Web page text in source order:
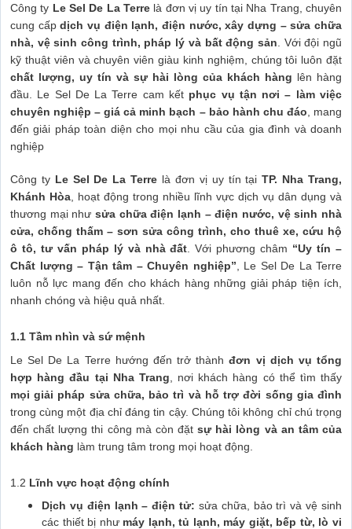
Công ty Le Sel De La Terre là đơn vị uy tín tại Nha Trang, chuyên
cung cấpdịch vụ điện lạnh, điện nước, xây dựng – sửa chữa
nhà, vệ sinh công trình, pháp lý và bất động sản . Với đội ngũ
kỹ thuật viên và chuyên viên giàu kinh nghiệm, chúng tôi luôn đặt
chất lượng, uy tín và sự hài lòng của khách hàng lên hàng
đầu. Le Sel De La Terre cam kết phục vụ tận nơi – làm việc
chuyên nghiệp – giá cả minh bạch – bảo hành chu đáo , mang
đến giải pháp toàn diện cho mọi nhu cầu của gia đình và doanh
nghiệp
Công ty Le Sel De La Terre là đơn vị uy tín tạiTP. Nha Trang,
Khánh Hòa , hoạt động trong nhiều lĩnh vực dịch vụ dân dụng và
thương mại như sửa chữa điện lạnh – điện nước, vệ sinh nhà
cửa, chống thấm – sơn sửa công trình, cho thuê xe, cứu hộ
ô tô, tư vấn pháp lý và nhà đất . Với phương châm “Uy tín –
Chất lượng – Tận tâm – Chuyên nghiệp” , Le Sel De La Terre
luôn nỗ lực mang đến cho khách hàng những giải pháp tiện ích,
nhanh chóng và hiệu quả nhất.
1.1 Tầm nhìn và sứ mệnh
Le Sel De La Terre hướng đến trở thànhđơn vị dịch vụ tổng
hợp hàng đầu tại Nha Trang , nơi khách hàng có thể tìm thấy
mọi giải pháp sửa chữa, bảo trì và hỗ trợ đời sống gia đình
trong cùng một địa chỉ đáng tin cậy. Chúng tôi không chỉ chú trọng
đến chất lượng thi công mà còn đặtsự hài lòng và an tâm của
khách hàng làm trung tâm trong mọi hoạt động.
1.2 Lĩnh vực hoạt động chính
Dịch vụ điện lạnh – điện tử: sửa chữa, bảo trì và vệ sinh
các thiết bị như máy lạnh, tủ lạnh, máy giặt, bếp từ, lò vi